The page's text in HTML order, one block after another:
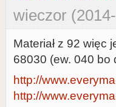
wieczor
Materiał z 92 więc
68030 (ew. 040 bo
http://
http://